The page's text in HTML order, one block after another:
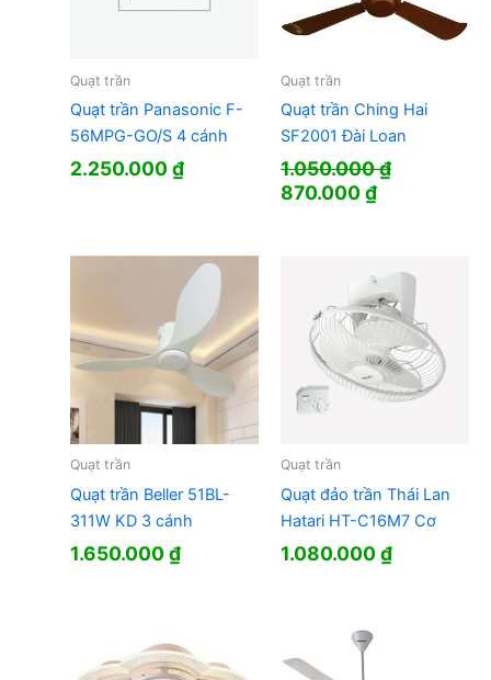
Quạt trần
Quạt trần Panasonic F-
56MPG-GO/S 4 cánh
2.250.000₫
Quạt trần
Quạt trần Ching Hai
SF2001 Đài Loan
1.050.000₫
Giá
870.000₫Giá
870.000 ₫.
Quạt trần
Quạt trần Beller 51BL-
311W KD 3 cánh
1.650.000₫
Quạt trần
Quạt đảo trần Thái Lan
Hatari HT-C16M7 Cơ
1.080.000₫